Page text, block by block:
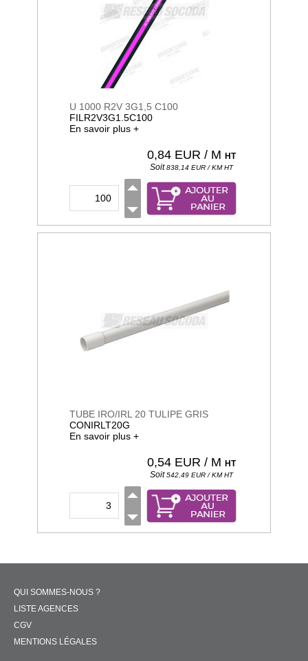
U 1000 R2V 3G1,5 C100
FILR2V3G1.5C100
En savoir plus +
0,84 EUR / M HT
Soit838,14 EUR / KM HT
TUBE IRO/IRL 20 TULIPE GRIS
CONIRLT20G
En savoir plus +
0,54 EUR / M HT
Soit542,49 EUR / KM HT
QUI SOMMES-NOUS ?
LISTE AGENCES
CGV
MENTIONS LÉGALES